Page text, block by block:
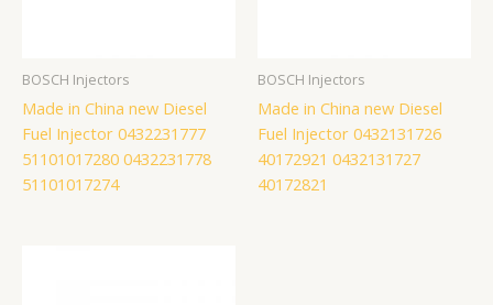
BOSCH Injectors
Made in China new Diesel
Fuel Injector 0432231777
51101017280 0432231778
51101017274
BOSCH Injectors
Made in China new Diesel
Fuel Injector 0432131726
40172921 0432131727
40172821